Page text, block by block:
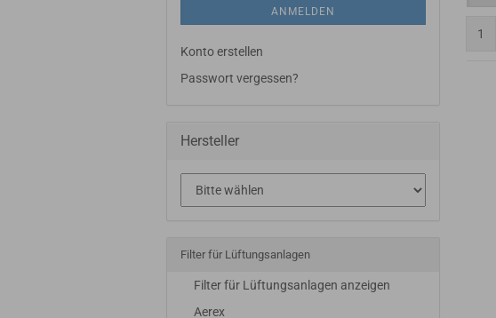
1
ANMELDEN
Konto erstellen
Passwort vergessen?
Hersteller
Filter für Lüftungsanlagen
Filter für Lüftungsanlagen anzeigen
Aerex